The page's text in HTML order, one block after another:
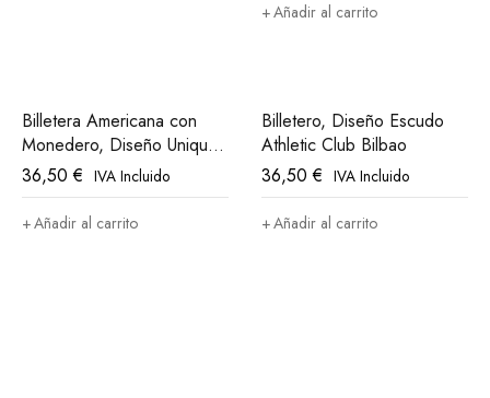
Añadir al carrito
Billetera Americana con
Monedero, Diseño Unique
in The World Athletic Club
Bilbao
36,50€ IVA Incluido
Añadir al carrito
Billetero, Diseño Escudo
Athletic Club Bilbao
36,50€ IVA Incluido
Añadir al carrito